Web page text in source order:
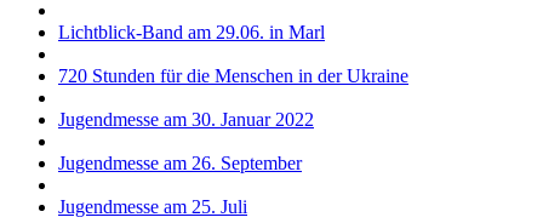
Lichtblick-Band am 29.06. in Marl
720 Stunden für die Menschen in der Ukraine
Jugendmesse am 30. Januar 2022
Jugendmesse am 26. September
Jugendmesse am 25. Juli